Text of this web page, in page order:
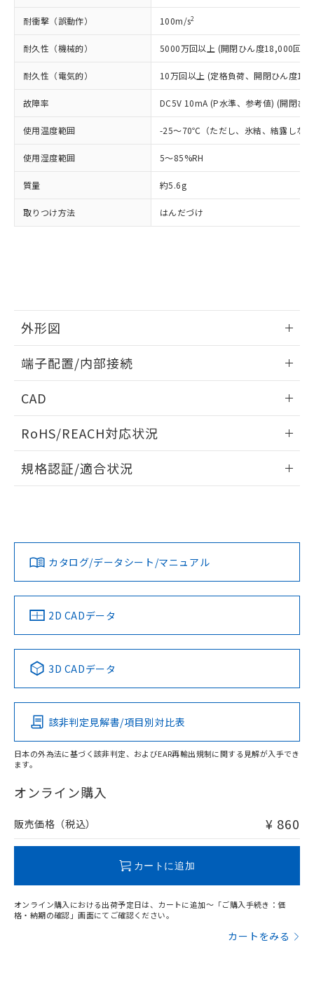
耐衝撃（誤動作） 100m/s2
耐久性（機械的） 5000万回以上 (開閉ひん度18,000回/h)
耐久性（電気的） 10万回以上 (定格負荷、開閉ひん度
故障率 DC5V 10mA (P水準、参考値) (開閉ひ
使用温度範囲 -25～70℃（ただし、氷結、結露しな
使用湿度範囲 5～85%RH
質量 約5.6g
取りつけ方法 はんだづけ
外形図
外形図
取りつけ穴加工図
端子配置/内部接続
端子配置/内部接続
CAD
ドすることができます。
ログイン/会員登録
ダウンロードデータをご利用いただく前に、以下を必ずお読
みください。
ソフトウェアの使用条件
RoHS/REACH対応状況
EU RoHS 注意事項・凡例
対応済み
中国 RoHS 注意事項・凡例
Pb Hg Cd Cr(VI)
O
在庫等で未対応品が混在する可能性があります。
問い合わせください。
規格認証/適合状況
カタログ/データシート/マニュアル
2D CADデータ
3D CADデータ
該非判定見解書/項目別対比表
日本の外為法に基づく該非判定、およびEAR再輸出規制に関する見解が入手でき
ます。
オンライン購入
販売価格（税込） ¥ 860
カートに追加
オンライン購入における出荷予定日は、カートに追加～「ご購入手続き：価
格・納期の確認」画面にてご確認ください。
カートをみる
正式な納期状況および標準価格はお客
様のお取引先、またはお客様担当のオ
ムロン制御機器販売店・当社販売員に
ご相談ください。
オムロン制御機器販売店や当社販売拠
点は「
販売ネットワーク
」をご確認
在庫状況および標準価格結果を当社の
事前の承諾なく第三者に漏洩または開
示しないようお願いします。
マイパーツ機能（部品リスト作成サー
ビス）をご利用いただくには、I-Web
メンバーズにご登録されている必要が
お客様が当ウェブサイト上で当社にご
登録された部品リストについて、当社
指します。
ル) (DEHP)(別名：DOP) 1000ppm以下、フタル酸ブチ
ルベンジル（BBP） 1000ppm以下、フタル酸ジブチル
（DBP） 1000ppm以下、フタル酸ジイソブチル
但し、RoHS指令で産業用監視および制御機器に対する
図的な使用がないことを確認しています。
部品在庫の切り替え状況などにより、予定
月が前後することがあります。
※3 非含有証明書ダウンロード
51物質の非含有証明書（当社基準）
※本証明書は発行日時点で非含有を証明す
ものではありません。
また、RoHS指令のフタル酸エステル類４
物質の対応では、対応完了までの期間は出
欄に対応日を記載しておりました。
既に当社にて対応品への在庫切替を完了
していることから、特段のことがない限
り、2022年1月12日より割愛しておりま
す。
DBP(フタル酸ジブチル) : 1000ppm、 DIBP(フタル酸ジ
イソブチル) : 1000ppm、 BBP(フタル酸ブチルベンジ
DEHP(フタル酸ビス(2-エチルヘキシル)) : 1000ppm
※2 環境保護使用期限
「ｅ」：有害物質（10物質）のすべてが基
準値以下であることを示します。
「10」：通常の使用状況下において有害物
質が外部に漏えいし、環境に深刻な影響を
及ぼさない年数を意味します。
「－」：未確認です。当社販売部門へお問
い合わせください。
当社は規制貨物を破棄する場合は、完
全に破砕するなど、違法に輸出されな
いよう必要な手段を講じます。
当社は貴社製品を、核兵器、ミサイ
ル、化学兵器、生物兵器またはその他
武器並びにこれらの製造装置等に一切
使用いたしません。
当社は、貴社製品を第三者に販売する
場合は、上記1、2および3の内容を当
該第三者に通知します。また当社は、
法に輸出するおそれがある場合は、取
り引きをいたしません。
一定数には満たないが在庫あり
在庫なし(最新の在庫状況につ
いては、お客様のお取引先、ま
たはお客様担当のオムロン制御
機器販売店・当社販売員にご確
空
受注生産機種、また在庫状況の
情報を公開していない機種